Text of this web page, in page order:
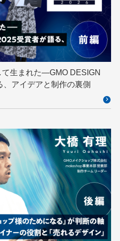
GMOメディア GMOロボッツ
AI Go GPUクラウド
リ IETF iOS
Japan Drone
JSAI2026 K8s
PHPerKaigi
RPA Ruby
Spectrum Tokyo Meetup
Takumi byGMO Terraform
vibe VLA
ZTNA
て生まれた—GMO DESIGN
アイデアと制作の裏側